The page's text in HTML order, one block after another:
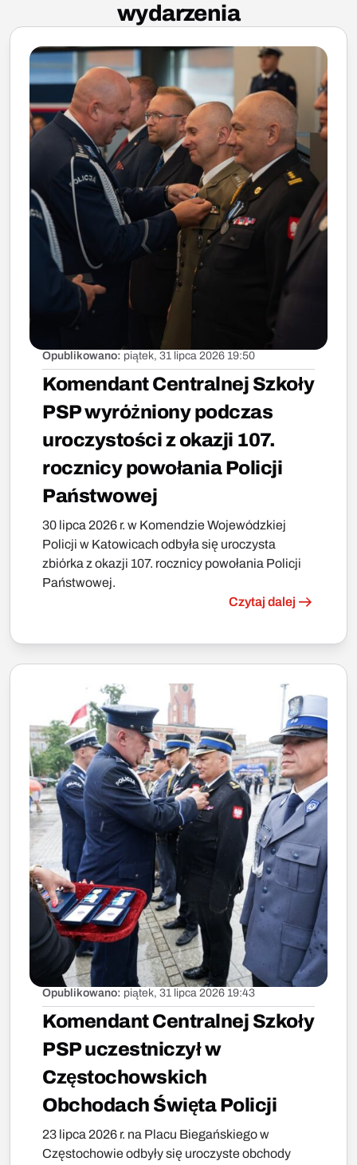
wydarzenia
Opublikowano: piątek, 31 lipca 2026 19:50
Komendant Centralnej Szkoły
PSP wyróżniony podczas
uroczystości z okazji 107.
rocznicy powołania Policji
Państwowej
30 lipca 2026 r. w Komendzie Wojewódzkiej
Policji w Katowicach odbyła się uroczysta
zbiórka z okazji 107. rocznicy powołania Policji
Państwowej.
Czytaj dalej
Opublikowano: piątek, 31 lipca 2026 19:43
Komendant Centralnej Szkoły
PSP uczestniczył w
Częstochowskich
Obchodach Święta Policji
23 lipca 2026 r. na Placu Biegańskiego w
Częstochowie odbyły się uroczyste obchody